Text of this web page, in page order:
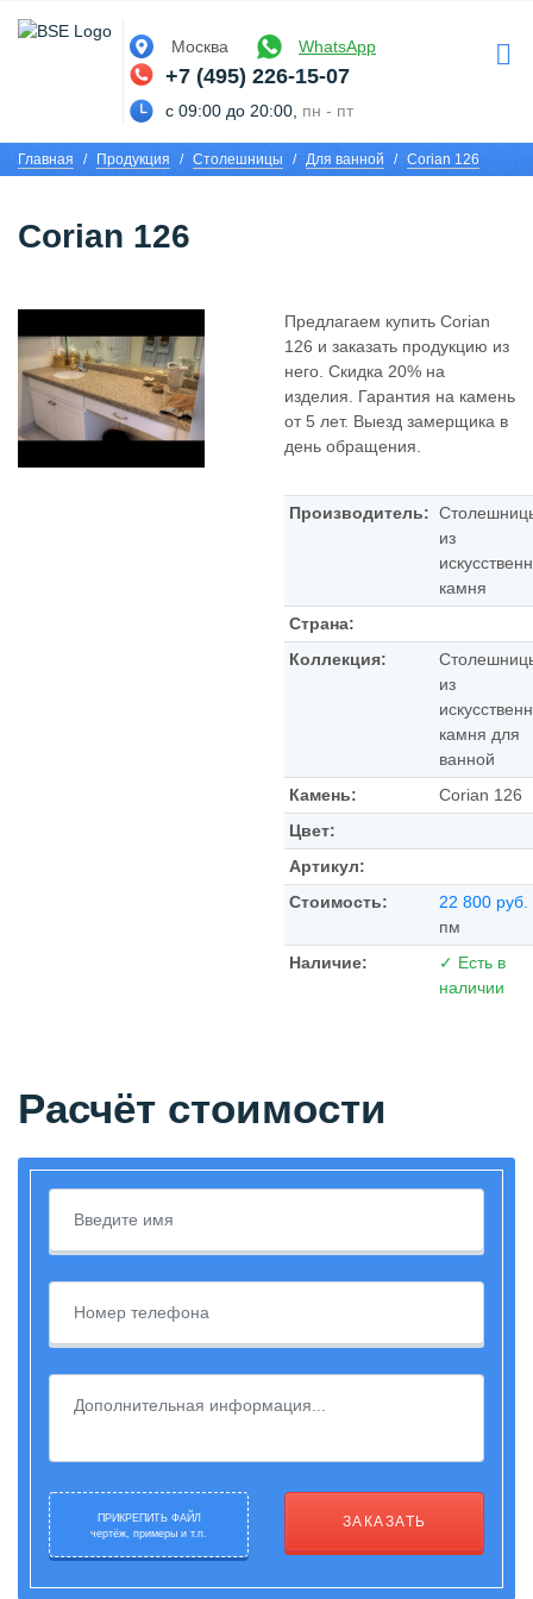
Москва WhatsApp
+7 (495) 226-15-07
с 09:00 до 20:00, пн - пт
Главная Продукция Столешницы Для ванной Corian 126
Corian 126
Предлагаем купить Corian
126 и заказать продукцию из
него. Скидка 20% на
изделия. Гарантия на камень
от 5 лет. Выезд замерщика в
день обращения.
Производитель:
из
камня
Страна:
Коллекция:
из
камня для
ванной
Камень:
Corian 126
Цвет:
Артикул:
Стоимость:
22 800 руб.
пм
Наличие:
✓ Есть в
наличии
Расчёт стоимости
ПРИКРЕПИТЬ ФАЙЛ
чертёж, примеры и т.п.
ЗАКАЗАТЬ